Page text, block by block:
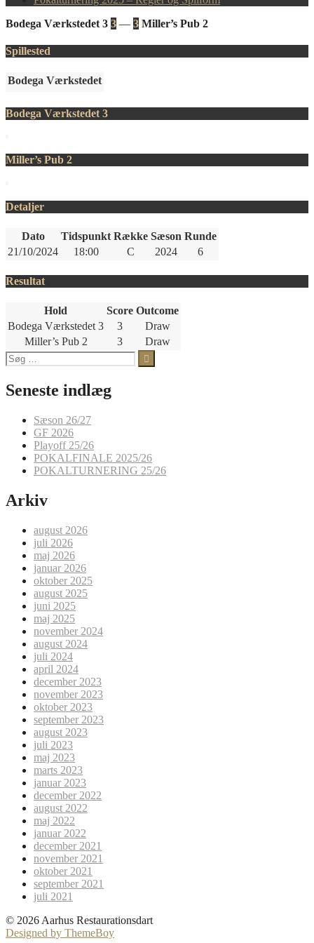
Bodega Værkstedet 3 3 — 3 Miller’s Pub 2
Spillested
Bodega Værkstedet
Bodega Værkstedet 3
Miller’s Pub 2
Detaljer
Dato Tidspunkt Række Sæson Runde
21/10/2024
18:00 C 2024 6
Resultat
Hold Score Outcome
Bodega Værkstedet 3
3
Draw
Miller’s Pub 2
3
Draw
Søg
efter:
Seneste indlæg
Sæson 26/27
GF 2026
Playoff 25/26
POKALFINALE 2025/26
POKALTURNERING 25/26
Arkiv
august 2026
juli 2026
maj 2026
januar 2026
oktober 2025
august 2025
juni 2025
maj 2025
november 2024
august 2024
juli 2024
april 2024
december 2023
november 2023
oktober 2023
september 2023
august 2023
juli 2023
maj 2023
marts 2023
januar 2023
december 2022
august 2022
maj 2022
januar 2022
december 2021
november 2021
oktober 2021
september 2021
juli 2021
© 2026 Aarhus Restaurationsdart
Designed by ThemeBoy